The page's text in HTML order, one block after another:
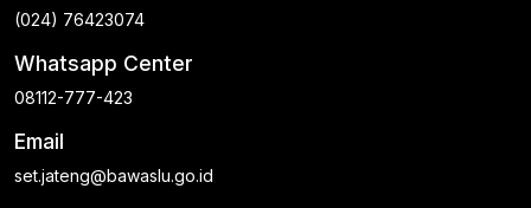
(024) 76423074
Whatsapp Center
08112-777-423
Email
set.jateng@bawaslu.go.id